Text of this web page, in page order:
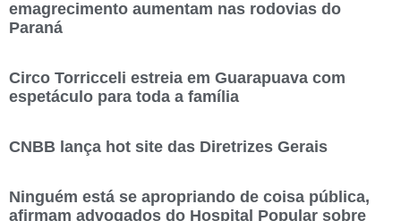
emagrecimento aumentam nas rodovias do
Paraná
Circo Torricceli estreia em Guarapuava com
espetáculo para toda a família
CNBB lança hot site das Diretrizes Gerais
Ninguém está se apropriando de coisa pública,
afirmam advogados do Hospital Popular sobre